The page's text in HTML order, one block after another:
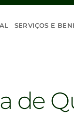
SERVIÇOS E
de